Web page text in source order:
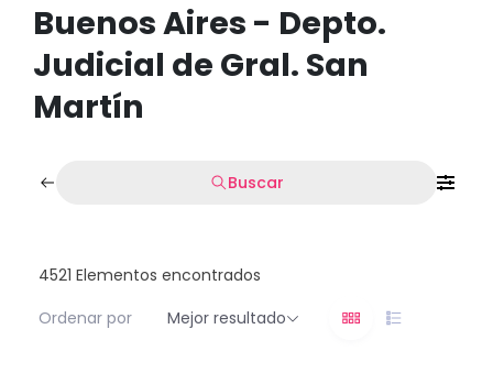
Buenos Aires - Depto.
Judicial de Gral. San
Martín
Buscar
4521 Elementos encontrados
Ordenar por
Mejor resultado